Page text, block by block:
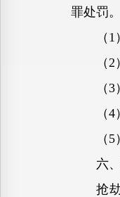
罪处罚。
（1）
（2）
（3）
（4）
（5）
六、
抢劫